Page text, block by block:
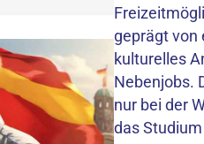
geprägt von
kulturelles
Nebenjobs.
nur bei der
das